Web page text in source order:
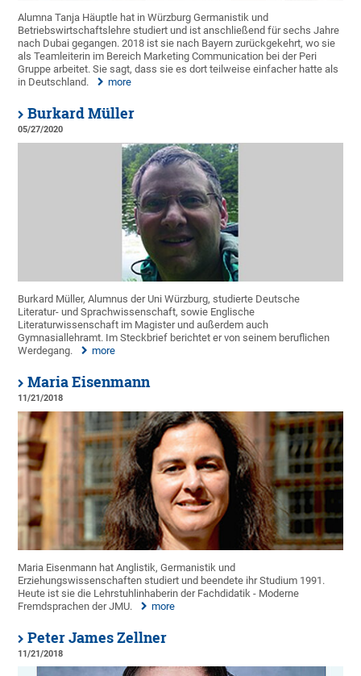
Alumna Tanja Häuptle hat in Würzburg Germanistik und
Betriebswirtschaftslehre studiert und ist anschließend für sechs Jahre
nach Dubai gegangen. 2018 ist sie nach Bayern zurückgekehrt, wo sie
als Teamleiterin im Bereich Marketing Communication bei der Peri
Gruppe arbeitet. Sie sagt, dass sie es dort teilweise einfacher hatte als
in Deutschland.
more
Burkard Müller
05/27/2020
Burkard Müller, Alumnus der Uni Würzburg, studierte Deutsche
Literatur- und Sprachwissenschaft, sowie Englische
Literaturwissenschaft im Magister und außerdem auch
Gymnasiallehramt. Im Steckbrief berichtet er von seinem beruflichen
Werdegang.
more
Maria Eisenmann
11/21/2018
Maria Eisenmann hat Anglistik, Germanistik und
Erziehungswissenschaften studiert und beendete ihr Studium 1991.
Heute ist sie die Lehrstuhlinhaberin der Fachdidatik - Moderne
Fremdsprachen der JMU.
more
Peter James Zellner
11/21/2018